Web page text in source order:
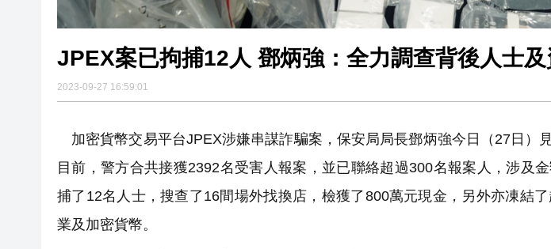
JPEX案已拘捕12人 鄧炳強：全力調查背後人士及
2023-09-27 16:59:01
加密貨幣交易平台JPEX涉嫌串謀詐騙案，保安局局長鄧炳強今日（27日）
目前，警方合共接獲2392名受害人報案，並已聯絡超過300名報案人，涉及
捕了12名人士，搜查了16間場外找換店，檢獲了800萬元現金，另外亦凍結
業及加密貨幣。